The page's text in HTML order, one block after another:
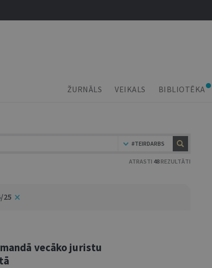
ŽURNĀLS VEIKALS BIBLIOTĒKA
#TEIRDARBS
ATRASTI 48 REZULTĀTI
25
vecāko juristu